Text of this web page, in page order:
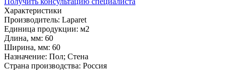
Характеристики
Производитель: Laparet
Единица продукции: м2
Длина, мм: 60
Ширина, мм: 60
Назначение: Пол; Стена
Страна производства: Россия